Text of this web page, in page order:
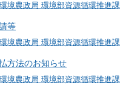
環境農政局 環境部資源循環推進課
等
環境農政局 環境部資源循環推進課
方法のお知らせ
環境農政局 環境部資源循環推進課